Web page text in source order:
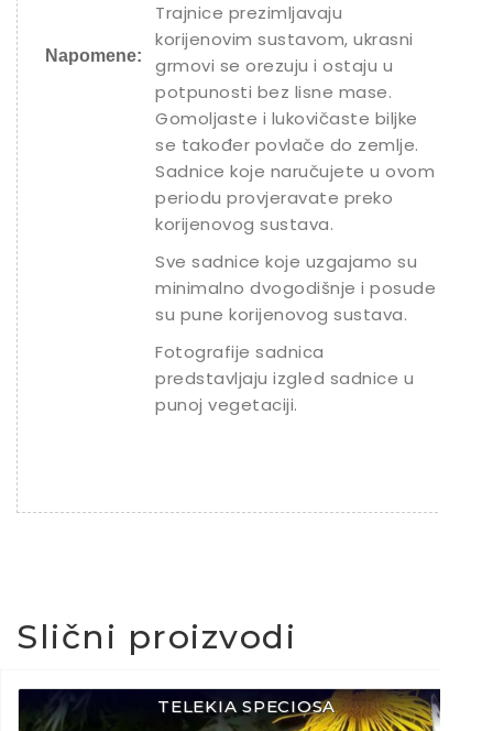
Napomene:
Trajnice prezimljavaju
korijenovim sustavom, ukrasni
grmovi se orezuju i ostaju u
potpunosti bez lisne mase.
Gomoljaste i lukovičaste biljke
se također povlače do zemlje.
Sadnice koje naručujete u ovom
periodu provjeravate preko
korijenovog sustava.
Sve sadnice koje uzgajamo su
minimalno dvogodišnje i posude
su pune korijenovog sustava.
Fotografije sadnica
predstavljaju izgled sadnice u
punoj vegetaciji.
Slični proizvodi
TELEKIA SPECIOSA